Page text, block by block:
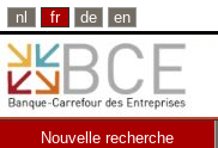
nl fr de en
Nouvelle recherche